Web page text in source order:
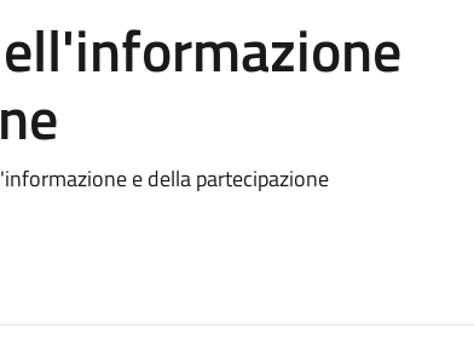
e della partecipazione